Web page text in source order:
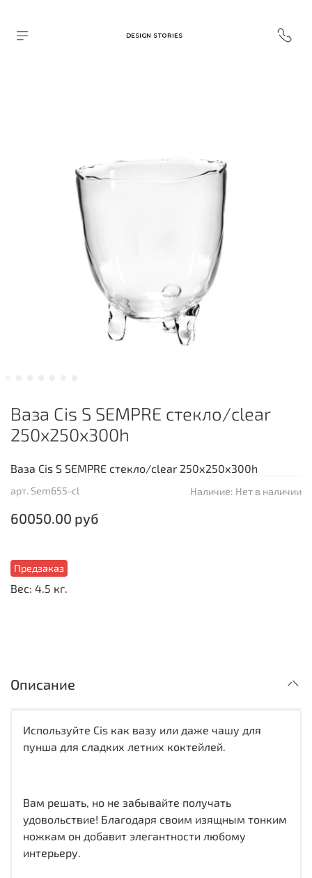
DESIGN STORIES
арт. Sem655-cl Наличие: Нет в наличии
Предзаказ
Ваза Cis S SEMPRE стекло/clear
250х250х300h
60050.00 руб
Ваза Cis S SEMPRE стекло/clear 250х250х300h
Вес: 4.5 кг.
Описание
Используйте Cis как вазу или даже чашу для
пунша для сладких летних коктейлей.
Вам решать, но не забывайте получать
удовольствие! Благодаря своим изящным тонким
ножкам он добавит элегантности любому
интерьеру.